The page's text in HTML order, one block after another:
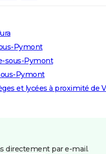
Pymont
sous-Pymont
Pymont
et lycées à proximité de
directement par e-mail.